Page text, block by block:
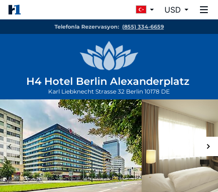
USD
Telefonla Rezervasyon: (855) 334-6659
H4 Hotel Berlin Alexanderplatz
Karl Liebknecht Strasse 32 Berlin 10178 DE